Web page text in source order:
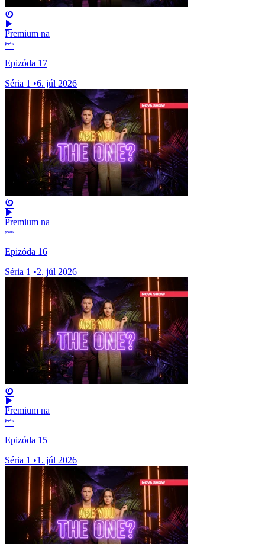
Premium na
Epizóda 17
Séria 1 •6. júl 2026
Premium na
Epizóda 16
Séria 1 •2. júl 2026
Premium na
Epizóda 15
Séria 1 •1. júl 2026